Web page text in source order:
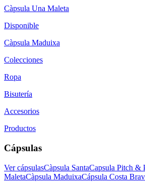
Càpsula Una Maleta
Disponible
Càpsula Maduixa
Colecciones
Ropa
Bisutería
Accesorios
Productos
Cápsulas
Ver cápsulasCàpsula SantaCapsula Pitch &
MaletaCàpsula MaduixaCápsula Costa